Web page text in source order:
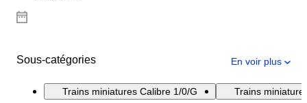
Sous-catégories En voir plus
Trains miniatures Calibre 1/0/G Trains